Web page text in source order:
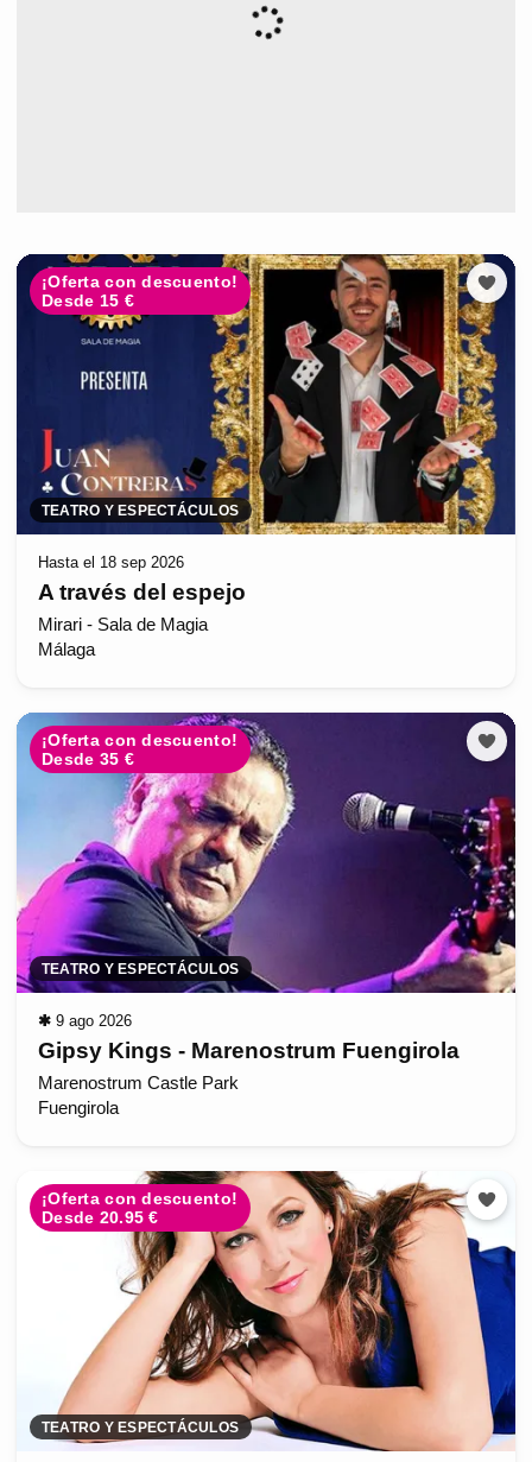
¡Oferta con descuento!
Desde 15 €
TEATRO Y ESPECTÁCULOS
Hasta el 18 sep 2026
A través del espejo
Mirari - Sala de Magia
Málaga
¡Oferta con descuento!
Desde 35 €
TEATRO Y ESPECTÁCULOS
✱ 9 ago 2026
Gipsy Kings - Marenostrum Fuengirola
Marenostrum Castle Park
Fuengirola
¡Oferta con descuento!
Desde 20.95 €
TEATRO Y ESPECTÁCULOS